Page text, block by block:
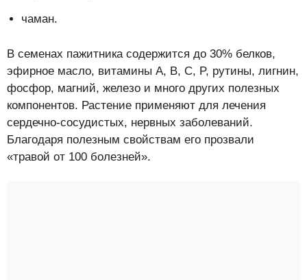
чаман.
В семенах пажитника содержится до 30% белков,
эфирное масло, витамины A, B, C, P, рутины, лигнин,
фосфор, магний, железо и много других полезных
компонентов. Растение применяют для лечения
сердечно-сосудистых, нервных заболеваний.
Благодаря полезным свойствам его прозвали
«травой от 100 болезней».